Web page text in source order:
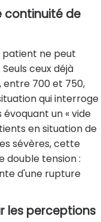
continuité de
patient ne peut
ceux déjà
700 et 750,
qui interroge
un « vide
en situation de
sévères, cette
double tension :
d'une rupture
les perceptions